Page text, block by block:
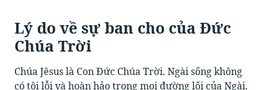
Lý do về sự ban cho của Đức
Chúa Trời
Chúa Jêsus là Con Đức Chúa Trời. Ngài sống không
có tội lỗi và hoàn hảo trong mọi đường lối của Ngài.